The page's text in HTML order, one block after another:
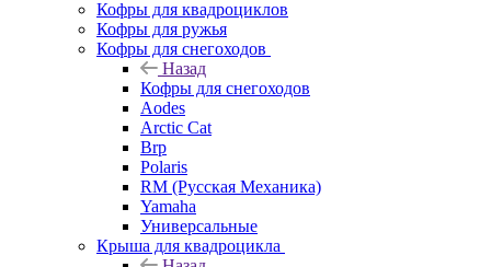
Кофры для квадроциклов
Кофры для ружья
Кофры для снегоходов
Назад
Кофры для снегоходов
Aodes
Arctic Cat
Brp
Polaris
RM (Русская Механика)
Yamaha
Универсальные
Крыша для квадроцикла